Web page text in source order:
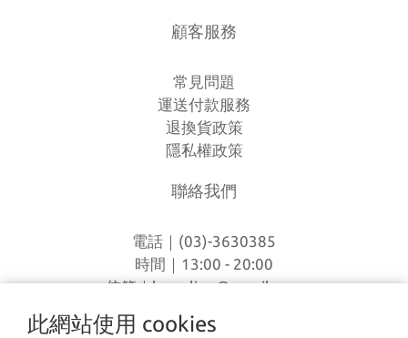
此網站使用 cookies
顧客服務
常見問題
運送付款服務
退換貨政策
隱私權政策
聯絡我們
電話｜(03)-3630385
時間｜13:00 - 20:00
信箱｜loverlien@gmail.com
地址｜桃園市八德區和平路1168巷7號